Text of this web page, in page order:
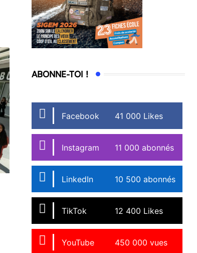
ABONNE-TOI !
Facebook 41 000 Likes
Instagram 11 000 abonnés
LinkedIn 10 500 abonnés
TikTok 12 400 Likes
YouTube 450 000 vues